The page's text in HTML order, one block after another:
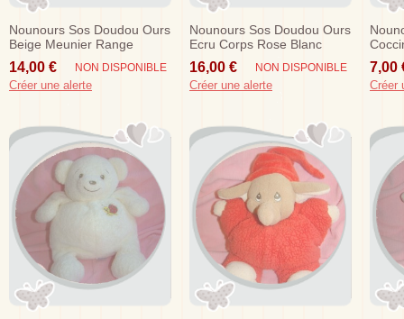
Nounours Sos Doudou Ours
Beige Meunier Range
Pyjama Rose Echarpe Violet
14,00 € NON DISPONIBLE
Créer une alerte
Nounours Sos Doudou Ours
Ecru Corps Rose Blanc
Fleur
16,00 € NON DISPONIBLE
Créer une alerte
Violet
7,00
Créer